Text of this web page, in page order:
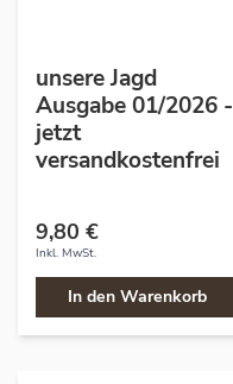
unsere Jagd
Ausgabe 01/2026 -
jetzt
versandkostenfrei
9,80 €
Inkl. MwSt.
In den Warenkorb